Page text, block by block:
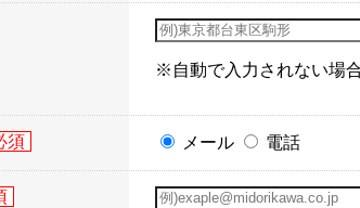
※自動で入力されない場
メール 電話